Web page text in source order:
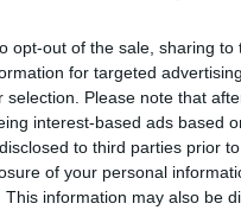
opt-out of the sale, sharing
for targeted
selection. Please note that
interest-based ads based
to third parties prior
of your personal
This information may also be
propria storia, ma il
altri gruppi.